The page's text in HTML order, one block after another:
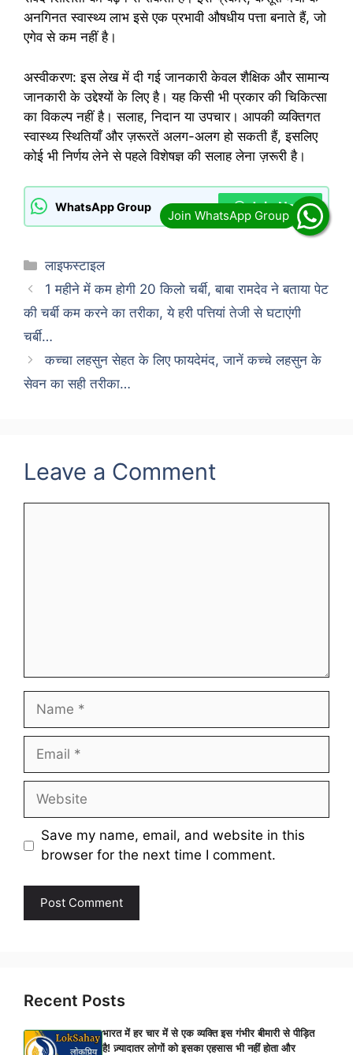
अनगिनत स्वास्थ्य लाभ इसे एक प्रभावी औषधीय पत्ता बनाते हैं, जो
एगेव से कम नहीं है।
अस्वीकरण: इस लेख में दी गई जानकारी केवल शैक्षिक और सामान्य
जानकारी के उद्देश्यों के लिए है। यह किसी भी प्रकार की चिकित्सा
का विकल्प नहीं है। सलाह, निदान या उपचार। आपकी व्यक्तिगत
स्वास्थ्य स्थितियाँ और ज़रूरतें अलग-अलग हो सकती हैं, इसलिए
कोई भी निर्णय लेने से पहले विशेषज्ञ की सलाह लेना ज़रूरी है।
WhatsApp Group Join Now
Categories
लाइफस्टाइल
1 महीने में कम होगी 20 किलो चर्बी, बाबा रामदेव ने बताया पेट
की चर्बी कम करने का तरीका, ये हरी पत्तियां तेजी से घटाएंगी
चर्बी…
कच्चा लहसुन सेहत के लिए फायदेमंद, जानें कच्चे लहसुन के
सेवन का सही तरीका…
Leave a Comment
Name
Email
Website
Save my name, email, and website in this
browser for the next time I comment.
Recent Posts
भारत में हर चार में से एक व्यक्ति इस गंभीर बीमारी से पीड़ित
है! ज़्यादातर लोगों को इसका एहसास भी नहीं होता और